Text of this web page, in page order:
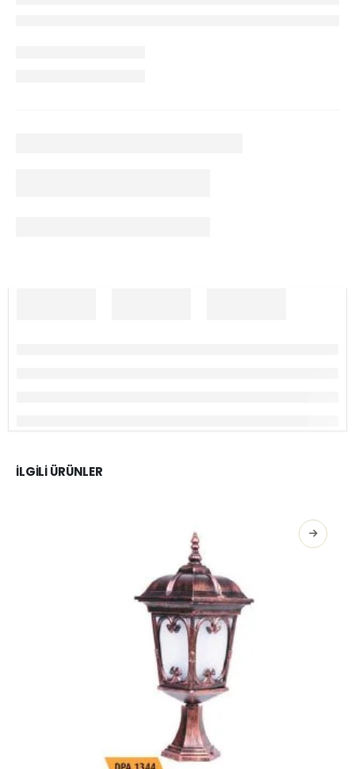
İLGILI ÜRÜNLER